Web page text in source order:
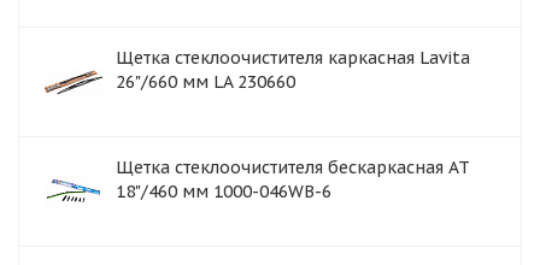
Щетка стеклоочистителя каркасная Lavita
26"/660 мм LA 230660
Щетка стеклоочистителя бескаркасная AT
18"/460 мм 1000-046WB-6